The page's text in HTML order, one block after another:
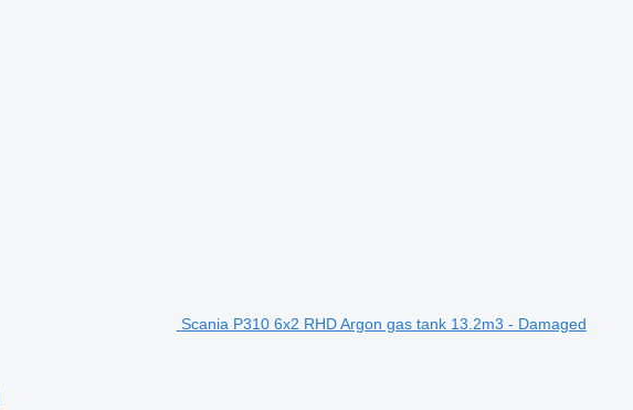
Scania P310 6x2 RHD Argon gas tank 13.2m3 - Damaged